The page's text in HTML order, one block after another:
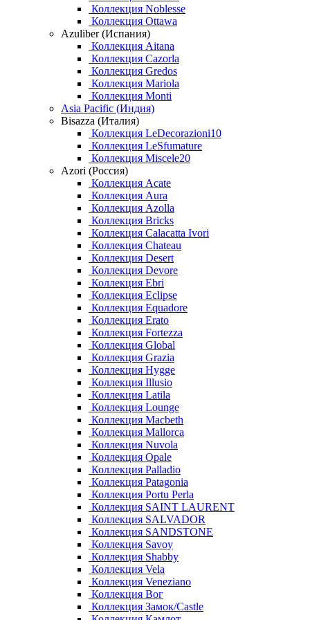
Коллекция Noblesse
Коллекция Ottawa
Azuliber (Испания)
Коллекция Aitana
Коллекция Cazorla
Коллекция Gredos
Коллекция Mariola
Коллекция Monti
Asia Pacific (Индия)
Bisazza (Италия)
Коллекция LeDecorazioni10
Коллекция LeSfumature
Коллекция Miscele20
Azori (Россия)
Коллекция Acate
Коллекция Aura
Коллекция Azolla
Коллекция Bricks
Коллекция Calacatta Ivori
Коллекция Chateau
Коллекция Desert
Коллекция Devore
Коллекция Ebri
Коллекция Eclipse
Коллекция Equadore
Коллекция Erato
Коллекция Fortezza
Коллекция Global
Коллекция Grazia
Коллекция Hygge
Коллекция Illusio
Коллекция Latila
Коллекция Lounge
Коллекция Macbeth
Коллекция Mallorca
Коллекция Nuvola
Коллекция Opale
Коллекция Palladio
Коллекция Patagonia
Коллекция Portu Perla
Коллекция SAINT LAURENT
Коллекция SALVADOR
Коллекция SANDSTONE
Коллекция Savoy
Коллекция Shabby
Коллекция Vela
Коллекция Veneziano
Коллекция Вог
Коллекция Замок/Castle